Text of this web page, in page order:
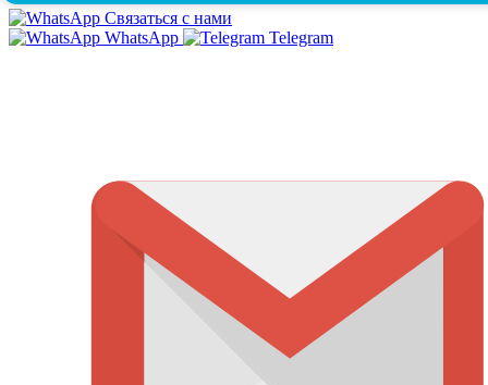
Связаться с нами
WhatsApp
Telegram